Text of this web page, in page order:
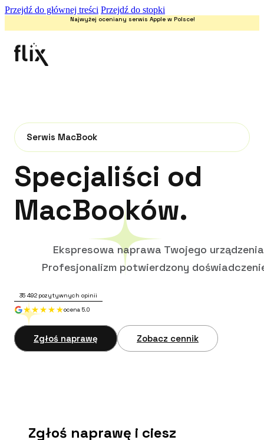
Przejdź do głównej treści Przejdź do stopki
Najwyżej oceniany serwis Apple w Polsce!
Serwis MacBook
Specjaliści od
MacBooków.
Ekspresowa naprawa Twojego
Profesjonalizm potwierdzony
35 492 pozytywnych opinii
ocena 5.0
Zgłoś naprawę Zobacz cennik
Zgłoś naprawę i ciesz